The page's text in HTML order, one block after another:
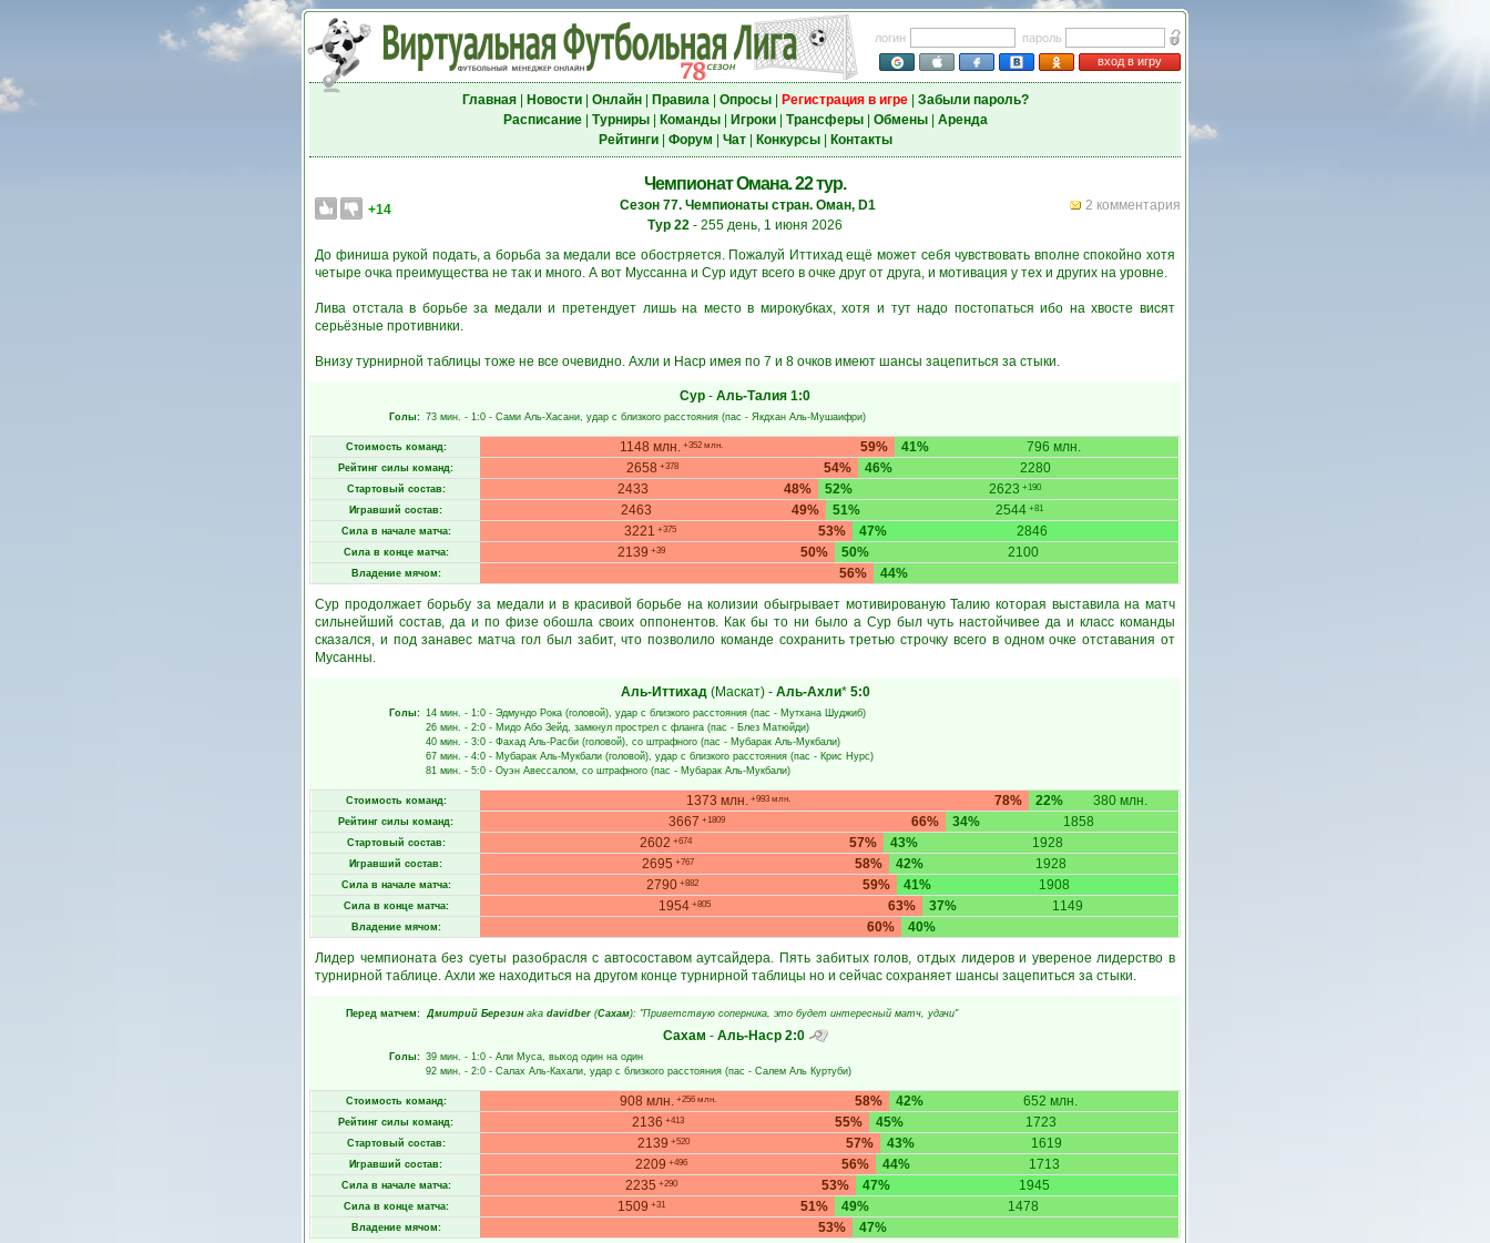
логин
пароль
вход в игру
Главная| Новости| Онлайн| Правила| Опросы| Регистрация в игре| Забыли пароль?
Расписание| Турниры| Команды| Игроки| Трансферы| Обмены| Аренда
Рейтинги| Форум Чат| Конкурсы| Контакты
Чемпионат Омана. 22 тур.
+14 2 комментария
Сезон 77. Чемпионаты стран. Оман, D1
Тур 22 - 255 день, 1 июня 2026
До финиша рукой подать, а борьба за медали все обостряется. Пожалуй Иттихад ещё может себя чувствовать вполне спокойно хотя
четыре очка преимущества не так и много. А вот Муссанна и Сур идут всего в очке друг от друга, и мотивация у тех и других на уровне.
Лива отстала в борьбе за медали и претендует лишь на место в мирокубках, хотя и тут надо постопаться ибо на хвосте висят
серьёзные противники.
Внизу турнирной таблицы тоже не все очевидно. Ахли и Наср имея по 7 и 8 очков имеют шансы зацепиться за стыки.
Сур - Аль-Талия 1:0
Голы: 73 мин. - 1:0 - Сами Аль-Хасани, удар с близкого расстояния (пас - Якдхан Аль-Мушаифри)
Стоимость команд: 59%
1148 млн. +352 млн. 41% 796 млн.
Рейтинг силы команд: 54%
2658 +378 46% 2280
Стартовый состав: 48%
2433 52% 2623 +190
Игравший состав: 49%
2463 51% 2544 +81
Сила в начале матча: 53%
3221 +375 47% 2846
Сила в конце матча: 50%
2139 +39 50% 2100
Владение мячом: 56%
44%
Сур продолжает борьбу за медали и в красивой борьбе на колизии обыгрывает мотивированую Талию которая выставила на матч
сильнейший состав, да и по физе обошла своих оппонентов. Как бы то ни было а Сур был чуть настойчивее да и класс команды
сказался, и под занавес матча гол был забит, что позволило команде сохранить третью строчку всего в одном очке отставания от
Мусанны.
Аль-Иттихад(Маскат)- Аль-Ахли* 5:0
Голы: 14 мин. - 1:0 - Эдмундо Рока (головой), удар с близкого расстояния (пас - Мутхана Шуджиб)
26 мин. - 2:0 - Мидо Або Зейд, замкнул прострел с фланга (пас - Блез Матюйди)
40 мин. - 3:0 - Фахад Аль-Расби (головой), со штрафного (пас - Мубарак Аль-Мукбали)
67 мин. - 4:0 - Мубарак Аль-Мукбали (головой), удар с близкого расстояния (пас - Крис Нурс)
81 мин. - 5:0 - Оуэн Авессалом, со штрафного (пас - Мубарак Аль-Мукбали)
Стоимость команд: 78%
1373 млн. +993 млн. 22% 380 млн.
Рейтинг силы команд: 66%
3667 +1809 34% 1858
Стартовый состав: 57%
2602 +674 43% 1928
Игравший состав: 58%
2695 +767 42% 1928
Сила в начале матча: 59%
2790+882 41% 1908
Сила в конце матча: 63%
1954 +805 37% 1149
Владение мячом: 60%
40%
Лидер чемпионата без суеты разобрасля с автосоставом аутсайдера. Пять забитых голов, отдых лидеров и увереное лидерство в
турнирной таблице. Ахли же находиться на другом конце турнирной таблицы но и сейчас сохраняет шансы зацепиться за стыки.
Перед матчем: Дмитрий Березин aka davidber (Сахам): "Приветствую соперника, это будет интересный матч, удачи"
Сахам - Аль-Наср 2:0
Голы: 39 мин. - 1:0 - Али Муса, выход один на один
92 мин. - 2:0 - Салах Аль-Кахали, удар с близкого расстояния (пас - Салем Аль Куртуби)
Стоимость команд: 58%
908 млн. +256 млн. 42% 652 млн.
Рейтинг силы команд: 55%
2136 +413 45% 1723
Стартовый состав: 57%
2139 +520 43% 1619
Игравший состав: 56%
2209 +496 44% 1713
Сила в начале матча: 53%
2235 +290 47% 1945
Сила в конце матча: 51%
1509 +31 49% 1478
Владение мячом: 53% 47%